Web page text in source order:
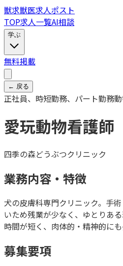
獣求獣医求人ポスト
TOP求人一覧AI相談
学ぶ
無料掲載
← 戻る
正社員、時短勤務、パート勤務
愛玩動物看護師
四季の森どうぶつクリニック
業務内容・特徴
犬の皮膚科専門クリニック。手
いため残業が少なく、ゆとりあ
時間が短く、肉体的・精神的に
募集要項